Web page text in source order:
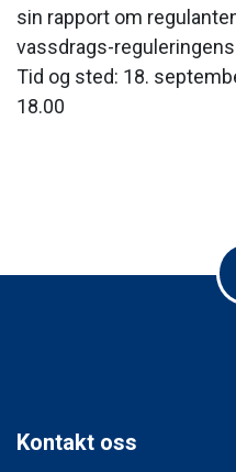
sin rapport om
vassdrags-
Tid og sted: 18.
18.00
Kontakt oss